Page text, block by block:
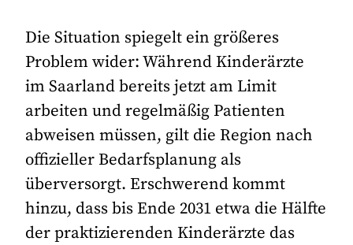
Die Situation spiegelt ein größeres
Problem wider: Während Kinderärzte
im Saarland bereits jetzt am Limit
arbeiten und regelmäßig Patienten
abweisen müssen, gilt die Region nach
offizieller Bedarfsplanung als
überversorgt. Erschwerend kommt
hinzu, dass bis Ende 2031 etwa die Hälfte
der praktizierenden Kinderärzte das